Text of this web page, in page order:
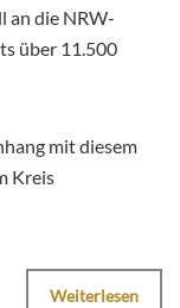
an die NRW-
über 11.500
mit diesem
Kreis
Weiterlesen